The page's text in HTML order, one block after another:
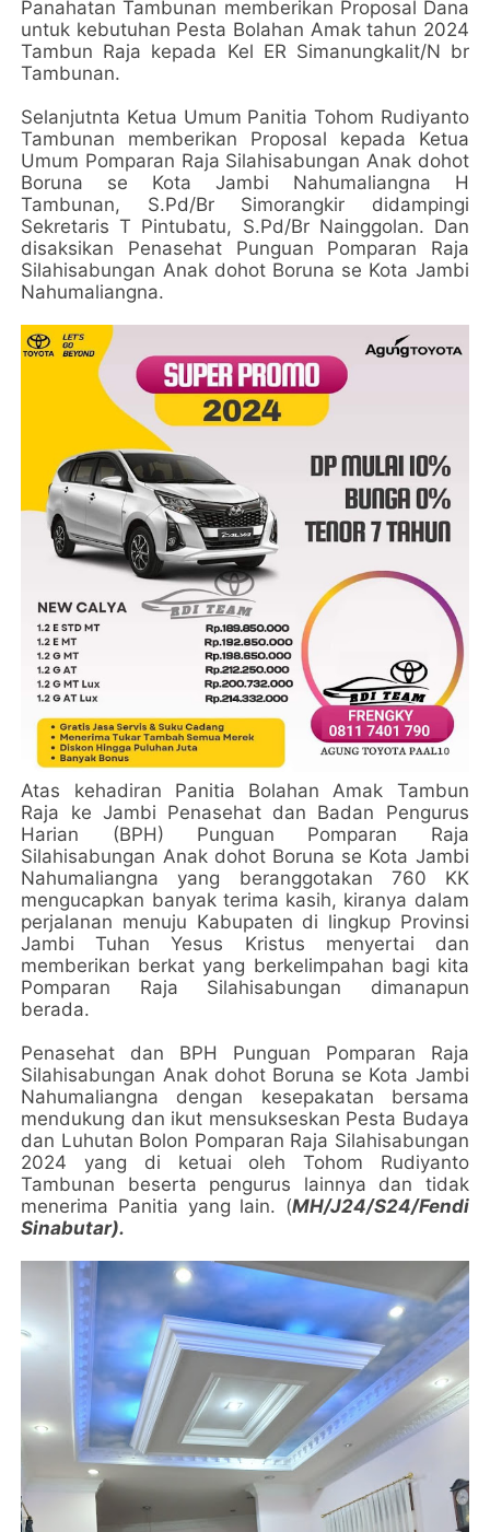
Panahatan Tambunan memberikan Proposal Dana
untuk kebutuhan Pesta Bolahan Amak tahun 2024
Tambun Raja kepada Kel ER Simanungkalit/N br
Tambunan.
Selanjutnta Ketua Umum Panitia Tohom Rudiyanto
Tambunan memberikan Proposal kepada Ketua
Umum Pomparan Raja Silahisabungan Anak dohot
Boruna se Kota Jambi Nahumaliangna H
Tambunan, S.Pd/Br Simorangkir didampingi
Sekretaris T Pintubatu, S.Pd/Br Nainggolan. Dan
disaksikan Penasehat Punguan Pomparan Raja
Silahisabungan Anak dohot Boruna se Kota Jambi
Nahumaliangna.
Atas kehadiran Panitia Bolahan Amak Tambun
Raja ke Jambi Penasehat dan Badan Pengurus
Harian (BPH) Punguan Pomparan Raja
Silahisabungan Anak dohot Boruna se Kota Jambi
Nahumaliangna yang beranggotakan 760 KK
mengucapkan banyak terima kasih, kiranya dalam
perjalanan menuju Kabupaten di lingkup Provinsi
Jambi Tuhan Yesus Kristus menyertai dan
memberikan berkat yang berkelimpahan bagi kita
Pomparan Raja Silahisabungan dimanapun
berada.
Penasehat dan BPH Punguan Pomparan Raja
Silahisabungan Anak dohot Boruna se Kota Jambi
Nahumaliangna dengan kesepakatan bersama
mendukung dan ikut mensukseskan Pesta Budaya
dan Luhutan Bolon Pomparan Raja Silahisabungan
2024 yang di ketuai oleh Tohom Rudiyanto
Tambunan beserta pengurus lainnya dan tidak
menerima Panitia yang lain. (MH/J24/S24/Fendi
Sinabutar).